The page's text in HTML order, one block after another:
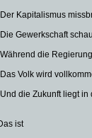
Kapitalismus
Gewerkschaft
die
Volk wird
die Zukunft liegt in
ist